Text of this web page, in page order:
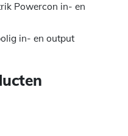
Powercon in- en
in- en output